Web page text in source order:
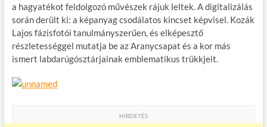
a hagyatékot feldolgozó művészek rájuk leltek. A digitalizálás
során derült ki: a képanyag csodálatos kincset képvisel. Kozák
Lajos fázisfotói tanulmányszerűen, és elképesztő
részletességgel mutatja be az Aranycsapat és a kor más
ismert labdarúgósztárjainak emblematikus trükkjeit.
HIRDETÉS